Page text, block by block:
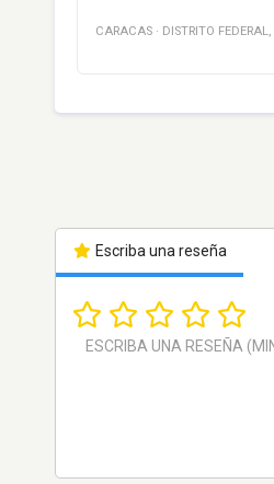
CARACAS · DISTRITO FEDERAL,
Escriba una reseña